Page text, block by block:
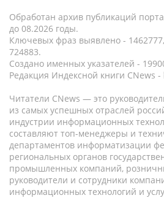
Обработан архив публикаций
до 08.2026 годы.
Ключевых фраз выявлено -
724883.
Создано именных указателей -
Редакция Индексной книги CNews -
Читатели CNews — это
из самых успешных отраслей
индустрии информационных
составляют топ-менеджеры и
департаментов информатизации
региональных органов
промышленных компаний,
руководители и сотрудники
информационных технологий и